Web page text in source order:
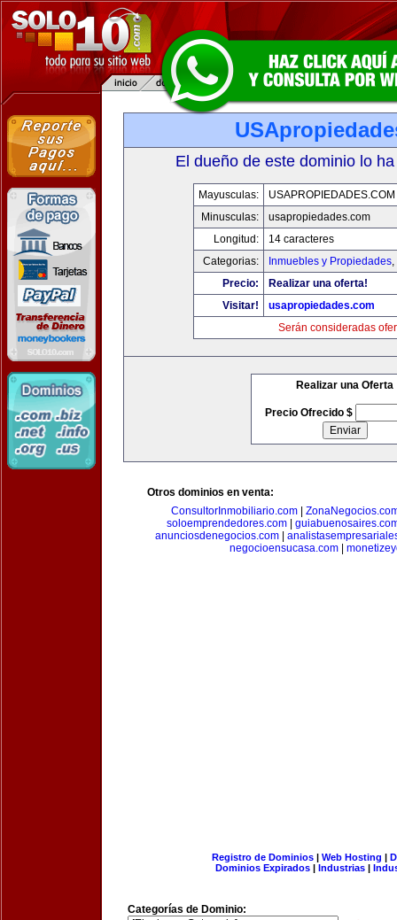
El dueño de este dominio lo
Mayusculas:
USAPROPIEDADES.COM
Minusculas:
usapropiedades.com
Longitud:
14 caracteres
Categorias:
Inmuebles y Propiedades,
Precio:
Realizar una oferta!
Visitar!
usapropiedades.com
Serán consideradas
Realizar una Oferta
Precio Ofrecido $
Otros dominios en venta:
ConsultorInmobiliario.com|
soloemprendedores.com|
anunciosdenegocios.com|
negocioensucasa.com|
Registro de Dominios| Web Hosting |
Dominios Expirados | Industrias |
Categorías de Dominio: